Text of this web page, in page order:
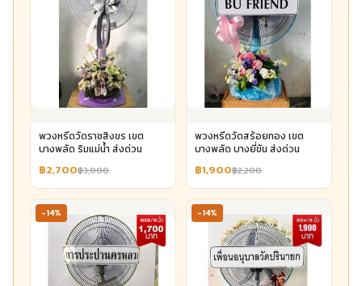
พวงหรีดวัดราชสิงขร เขต
บางพลัด ริมแม่น้ำ ส่งด่วน
฿2,700฿3,000
พวงหรีดวัดสร้อยทอง เขต
บางพลัด บางยี่ขัน ส่งด่วน
฿1,900฿2,200
-14% -14%